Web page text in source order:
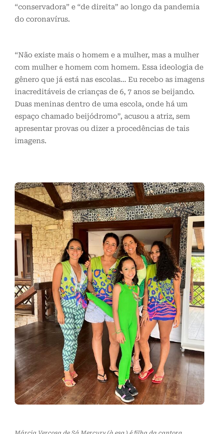
“conservadora” e “de direita” ao longo da pandemia
do coronavírus.
“Não existe mais o homem e a mulher, mas a mulher
com mulher e homem com homem. Essa ideologia de
gênero que já está nas escolas… Eu recebo as imagens
inacreditáveis de crianças de 6, 7 anos se beijando.
Duas meninas dentro de uma escola, onde há um
espaço chamado beijódromo”, acusou a atriz, sem
apresentar provas ou dizer a procedências de tais
imagens.